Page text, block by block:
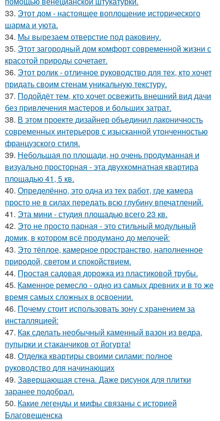
33. Этот дом - настоящее воплощение исторического
шарма и уюта.
34. Мы вырезаем отверстие под раковину.
35. Этот загородный дом комфорт современной жизни с
красотой природы сочетает.
36. Этот ролик - отличное руководство для тех, кто хочет
придать своим стенам уникальную текстуру.
37. Подойдёт тем, кто хочет освежить внешний вид дачи
без привлечения мастеров и больших затрат.
38. В этом проекте дизайнер объединил лаконичность
современных интерьеров с изысканной утонченностью
французского стиля.
39. Небольшая по площади, но очень продуманная и
визуально просторная - эта двухкомнатная квартира
площадью 41, 5 кв.
40. Определённо, это одна из тех работ, где камера
просто не в силах передать всю глубину впечатлений.
41. Эта мини - студия площадью всего 23 кв.
42. Это не просто парная - это стильный модульный
домик, в котором всё продумано до мелочей:
43. Это тёплое, камерное пространство, наполненное
природой, светом и спокойствием.
44. Простая садовая дорожка из пластиковой трубы.
45. Каменное ремесло - одно из самых древних и в то же
время самых сложных в освоении.
46. Почему стоит использовать зону с хранением за
инсталляцией:
47. Как сделать необычный каменный вазон из ведра,
пупырки и стаканчиков от йогурта!
48. Отделка квартиры своими силами: полное
руководство для начинающих
49. Завершающая стена. Даже рисунок для плитки
заранее подобрал.
50. Какие легенды и мифы связаны с историей
Благовещенска